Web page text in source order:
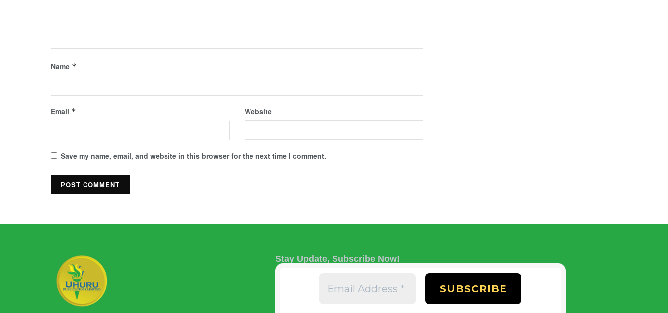
Name *
Email * Website
Save my name, email, and website in this browser for the next time I comment.
Stay Update, Subscribe Now!